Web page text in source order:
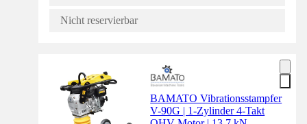
Nicht reservierbar
BAMATO Vibrationsstampfer
V-90G | 1-Zylinder 4-Takt